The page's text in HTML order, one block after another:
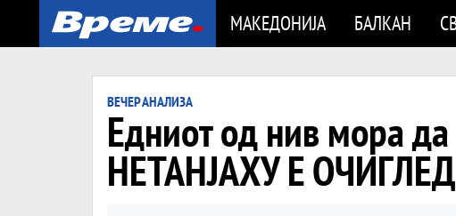
МАКЕДОНИЈА БАЛКАН
ВЕЧЕР АНАЛИЗА
Едниот од нив мора
НЕТАНЈАХУ Е